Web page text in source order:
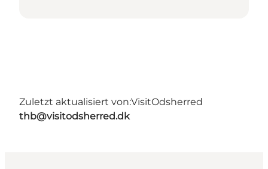
Zuletzt aktualisiert von:VisitOdsherred
thb@visitodsherred.dk